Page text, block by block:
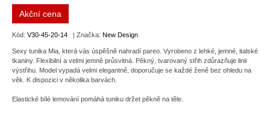
Akční cena
Kód: V30-45-20-14 | Značka: New Design
Sexy tunika Mia, která vás úspěšně nahradí pareo. Vyrobeno z lehké, jemné, italské
tkaniny. Flexibilní a velmi jemně průsvitná. Pěkný, tvarovaný střih zdůrazňuje linii
výstřihu. Model vypadá velmi elegantně, doporučuje se každé ženě bez ohledu na
věk. K dispozici v několika barvách.
Elastické bílé lemování pomáhá tuniku držet pěkně na těle.